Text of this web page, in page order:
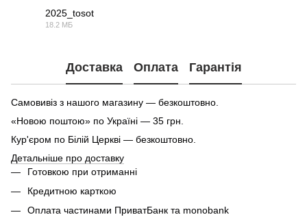
2025_tosot
18.2 МБ
Доставка Оплата Гарантія
Самовивіз з нашого магазину — безкоштовно.
«Новою поштою» по Україні — 35 грн.
Кур'єром по Білій Церкві — безкоштовно.
Детальніше про доставку
Готовкою при отриманні
Кредитною карткою
Оплата частинами ПриватБанк та monobank